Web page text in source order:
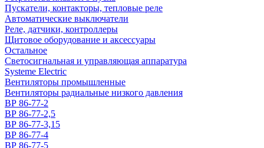
Пускатели, контакторы, тепловые реле
Автоматические выключатели
Реле, датчики, контроллеры
Щитовое оборудование и аксессуары
Остальное
Светосигнальная и управляющая аппаратура
Systeme Electric
Вентиляторы промышленные
Вентиляторы радиальные низкого давления
ВР 86-77-2
ВР 86-77-2,5
ВР 86-77-3,15
ВР 86-77-4
ВР 86-77-5